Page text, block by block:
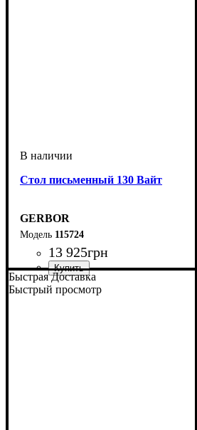
Стол письменный 130 Вайт
GERBOR
115724
13 925грн
Быстрая Доставка
Быстрый просмотр